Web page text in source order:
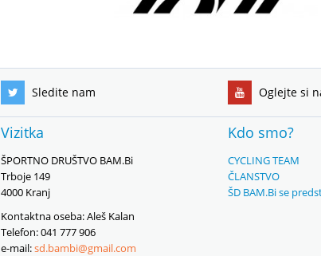
Sledite nam Oglejte si
Vizitka
ŠPORTNO DRUŠTVO BAM.Bi
Trboje 149
4000 Kranj
Kontaktna oseba: Aleš Kalan
Telefon: 041 777 906
e-mail:sd.bambi@gmail.com
Kdo smo?
CYCLING TEAM
ČLANSTVO
ŠD BAM.Bi se